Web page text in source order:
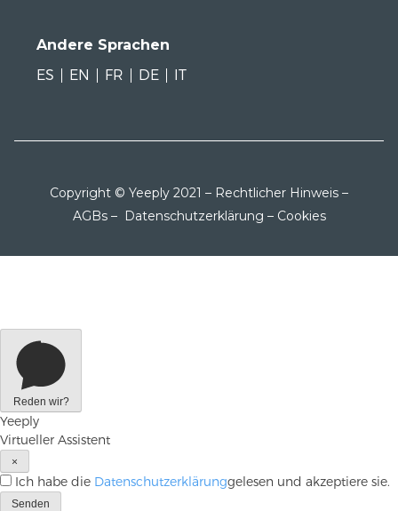
Andere Sprachen
ES
EN FR DE IT
Copyright © Yeeply 2021 – Rechtlicher Hinweis –
AGBs– Datenschutzerklärung – Cookies
Reden wir?
Yeeply
Virtueller Assistent
×
Ich habe die Datenschutzerklärunggelesen und akzeptiere sie.
Senden